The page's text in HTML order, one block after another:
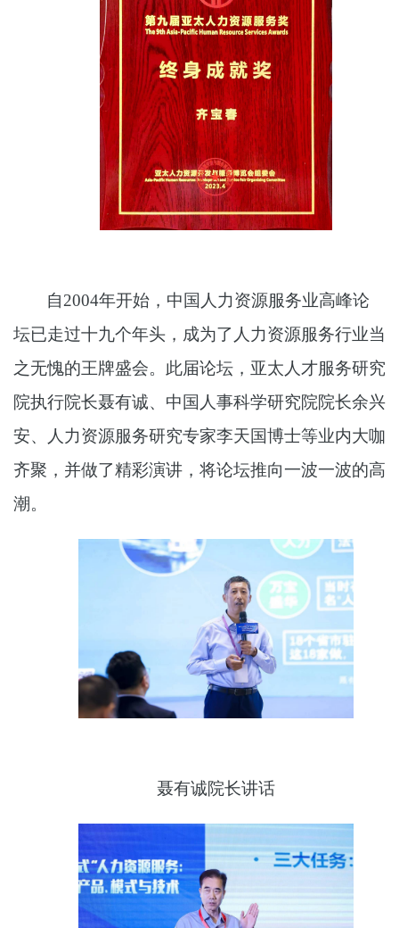
自2004年开始，中国人力资源服务业高峰论
坛已走过十九个年头，成为了人力资源服务行业当
之无愧的王牌盛会。此届论坛，亚太人才服务研究
院执行院长聂有诚、中国人事科学研究院院长余兴
安、人力资源服务研究专家李天国博士等业内大咖
齐聚，并做了精彩演讲，将论坛推向一波一波的高
潮。
聂有诚院长讲话